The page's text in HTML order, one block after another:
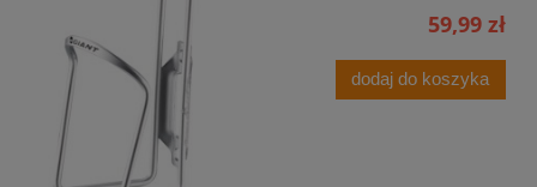
59,99 zł
dodaj do koszyka